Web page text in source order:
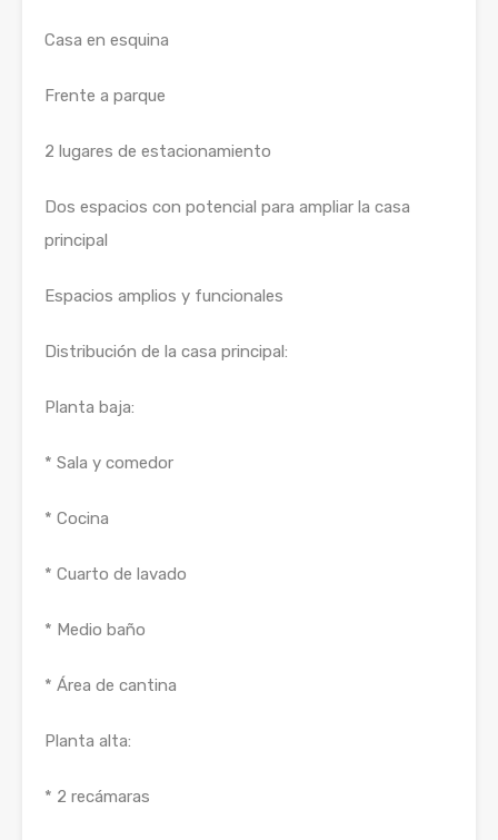
Casa en esquina
Frente a parque
2 lugares de estacionamiento
Dos espacios con potencial para ampliar la casa
principal
Espacios amplios y funcionales
Distribución de la casa principal:
Planta baja:
* Sala y comedor
* Cocina
* Cuarto de lavado
* Medio baño
* Área de cantina
Planta alta:
* 2 recámaras